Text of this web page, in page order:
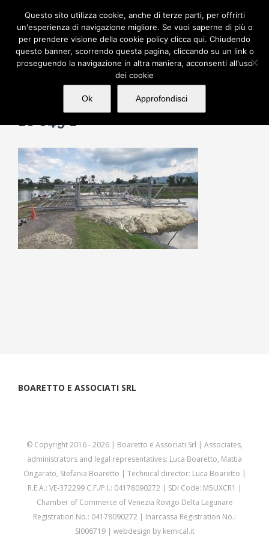
content
16 049 1
BOARETTO E ASSOCIATI SRL
© Copyright 2016 -2026 | Boaretto e Associati Srl | Associates,
administrators and legal representatives: Luca Boaretto, Mattia
Ongarato, Stefania Boaretto | Technical director: Luca Boaretto |
R.E.A.: VE-372299 C.F./P.I.: 04178090272 | SDI Code: M5UXCR1 |
Chamber of Commerce of Venezia Rovigo Delta Lagunare
Registration No.: 04178090272 | Inarcassa Registration No.:
SI006719 | webdesign by kemical.it
Questo sito utilizza cookie, anche di terze parti, per offrirti
un'esperienza di navigazione migliore. Se vuoi saperne di più o
per prendere visione della cookie policy clicca qui. Chiudendo
questo banner, scorrendo questa pagina, cliccando su un link o
proseguendo la navigazione in altra maniera, acconsenti all'uso
dei cookie
Ok Approfondisci